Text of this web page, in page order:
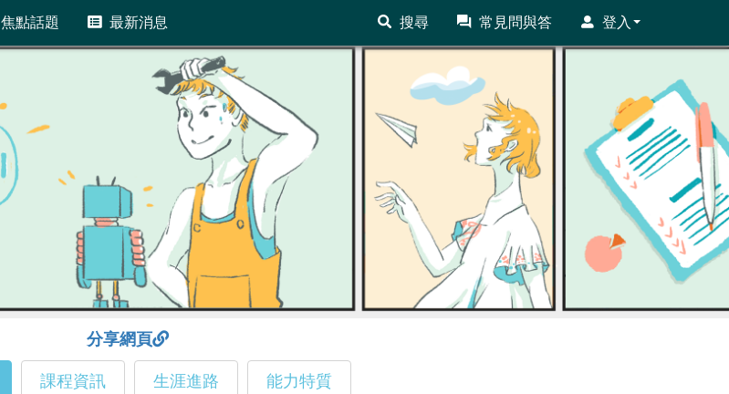
焦點話題 最新消息 搜尋 常見問與答 登入
分享網頁
課程資訊 生涯進路 能力特質